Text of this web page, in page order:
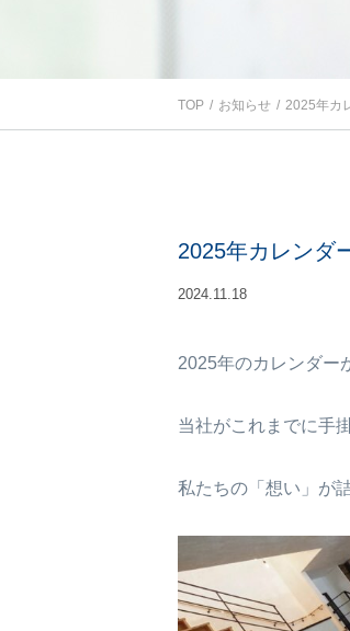
TOP お知らせ 2025年カ
2025年カレンダ
2024.11.18
2025年のカレンダー
当社がこれまでに手
私たちの「想い」が